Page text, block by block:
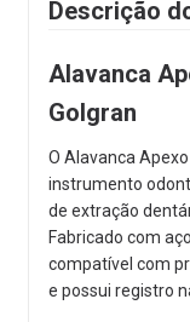
Descrição
Alavanca
Golgran
O Alavanca
instrumento
de extração
Fabricado com
compatível com
e possui registro